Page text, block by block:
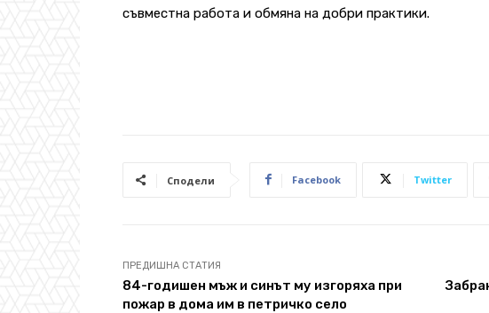
съвместна работа и обмяна на добри практики.
Сподели Facebook Twitter
ПРЕДИШНА СТАТИЯ
84-годишен мъж и синът му изгоряха при
пожар в дома им в петричко село